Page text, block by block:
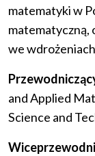
matematyki w
matematyczną,
we
and Applied
Science and